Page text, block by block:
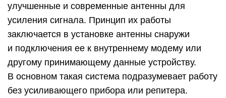
улучшенные и современные антенны для
усиления сигнала. Принцип их работы
заключается в установке антенны снаружи
и подключения ее к внутреннему модему или
другому принимающему данные устройству.
В основном такая система подразумевает работу
без усиливающего прибора или репитера.